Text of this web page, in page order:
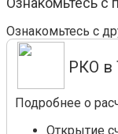
Ознакомьтесь с
РКО в
Подробнее о
Открытие